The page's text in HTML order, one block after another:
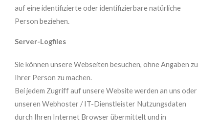
auf eine identifizierte oder identifizierbare natürliche
Person beziehen.
Server-Logfiles
Sie können unsere Webseiten besuchen, ohne Angaben zu
Ihrer Person zu machen.
Bei jedem Zugriff auf unsere Website werden an uns oder
unseren Webhoster / IT-Dienstleister Nutzungsdaten
durch Ihren Internet Browser übermittelt und in